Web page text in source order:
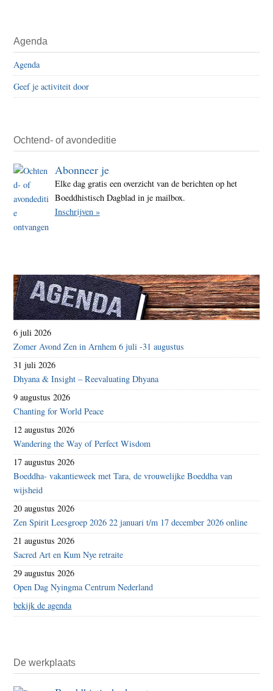
Agenda
Agenda
Geef je activiteit door
Ochtend- of avondeditie
Abonneer je
Elke dag gratis een overzicht van de berichten op het
Boeddhistisch Dagblad in je mailbox.
Inschrijven »
6 juli 2026
Zomer Avond Zen in Arnhem 6 juli -31 augustus
31 juli 2026
Dhyana & Insight – Reevaluating Dhyana
9 augustus 2026
Chanting for World Peace
12 augustus 2026
Wandering the Way of Perfect Wisdom
17 augustus 2026
Boeddha- vakantieweek met Tara, de vrouwelijke Boeddha van
wijsheid
20 augustus 2026
Zen Spirit Leesgroep 2026 22 januari t/m 17 december 2026 online
21 augustus 2026
Sacred Art en Kum Nye retraite
29 augustus 2026
Open Dag Nyingma Centrum Nederland
bekijk de agenda
De werkplaats